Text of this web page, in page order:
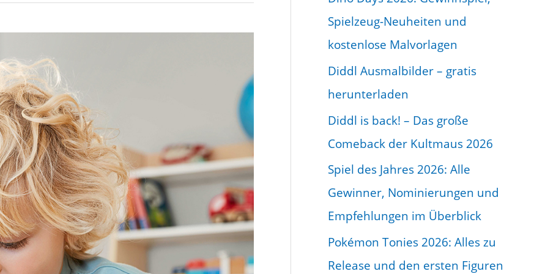
Spielzeug-Neuheiten und
kostenlose Malvorlagen
Diddl Ausmalbilder – gratis
herunterladen
Diddl is back! – Das große
Comeback der Kultmaus 2026
Spiel des Jahres 2026: Alle
Gewinner, Nominierungen und
Empfehlungen im Überblick
Pokémon Tonies 2026: Alles zu
Release und den ersten Figuren
B
e
i
t
r
a
g
s
-
A
r
c